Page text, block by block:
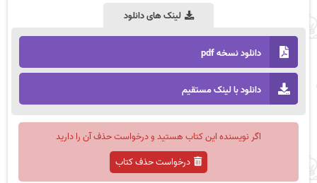
لینک های دانلود
دانلود نسخه pdf
دانلود با لینک مستقیم
اگر نویسنده این کتاب هستید و درخواست حذف آن را دارید
درخواست حذف کتاب